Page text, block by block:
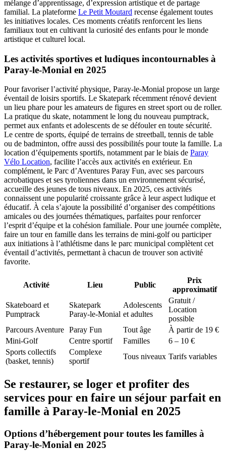
mélange d’apprentissage, d’expression artistique et de partage
familial. La plateforme Le Petit Moutard recense également toutes
les initiatives locales. Ces moments créatifs renforcent les liens
familiaux tout en cultivant la curiosité des enfants pour le monde
artistique et culturel local.
Les activités sportives et ludiques incontournables à
Paray-le-Monial en 2025
Pour favoriser l’activité physique, Paray-le-Monial propose un large
éventail de loisirs sportifs. Le Skatepark récemment rénové devient
un lieu phare pour les amateurs de figures en street sport ou de roller.
La pratique du skate, notamment le long du nouveau pumptrack,
permet aux enfants et adolescents de se défouler en toute sécurité.
Le centre de sports, équipé de terrains de streetball, tennis de table
ou de badminton, offre aussi des possibilités pour toute la famille. La
location d’équipements sportifs, notamment par le biais de Paray
Vélo Location, facilite l’accès aux activités en extérieur. En
complément, le Parc d’Aventures Paray Fun, avec ses parcours
acrobatiques et ses tyroliennes dans un environnement sécurisé,
accueille des jeunes de tous niveaux. En 2025, ces activités
connaissent une popularité croissante grâce à leur aspect ludique et
éducatif. À cela s’ajoute la possibilité d’organiser des compétitions
amicales ou des journées thématiques, parfaites pour renforcer
l’esprit d’équipe et la cohésion familiale. Pour une journée complète,
faire un tour en famille dans les terrains de mini-golf ou participer
aux initiations à l’athlétisme dans le parc municipal complètent cet
éventail d’activités, permettant à chacun de trouver son activité
favorite.
Activité Lieu Public
Prix
approximatif
Skateboard et
Pumptrack
Skatepark
Paray-le-Monial
Adolescents
et adultes
Gratuit /
Location
possible
Parcours Aventure Paray Fun Tout âge
À partir de 19 €
Mini-Golf
Centre sportif Familles
6 – 10 €
Sports collectifs
(basket, tennis)
Complexe
sportif
Tous niveaux Tarifs variables
Se restaurer, se loger et profiter des
services pour en faire un séjour parfait en
famille à Paray-le-Monial en 2025
Options d’hébergement pour toutes les familles à
Paray-le-Monial en 2025